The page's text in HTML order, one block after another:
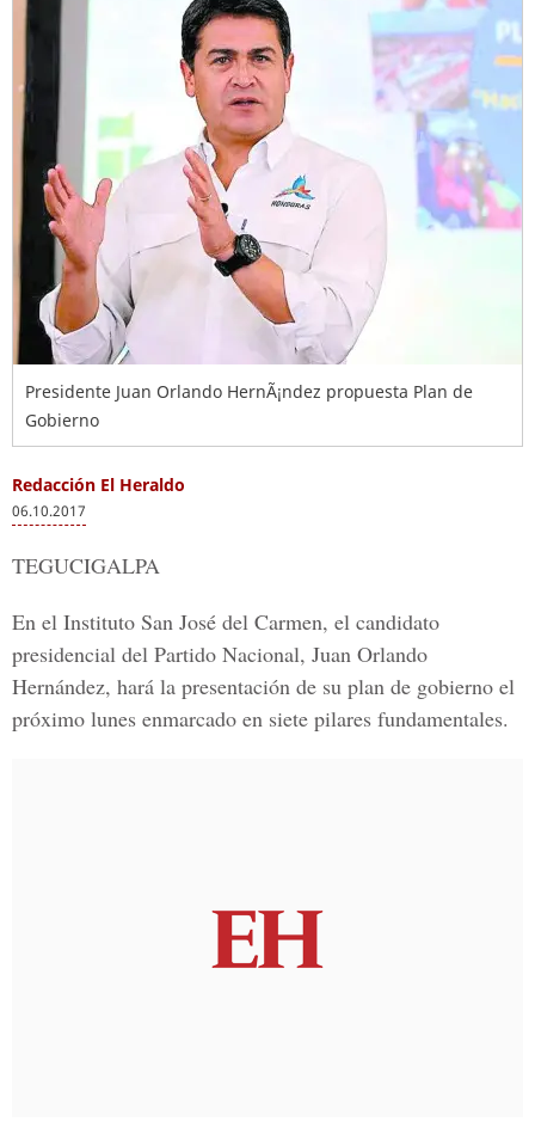
Presidente Juan Orlando HernÃ¡ndez propuesta Plan de
Gobierno
Redacción El Heraldo
06.10.2017
TEGUCIGALPA
En el Instituto San José del Carmen, el candidato
presidencial del Partido Nacional, Juan Orlando
Hernández, hará la presentación de su plan de gobierno el
próximo lunes enmarcado en siete pilares fundamentales.